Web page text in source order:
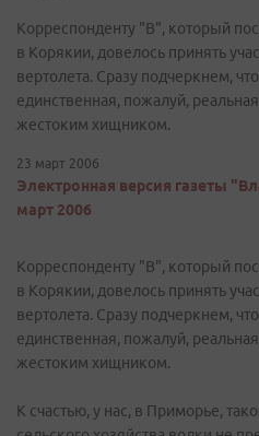
Корреспонденту "В", который
в Корякии, довелось принять
вертолета. Сразу подчеркнем,
единственная, пожалуй,
жестоким хищником.
23 март 2006
Электронная версия газеты
март 2006
Корреспонденту "В", который
в Корякии, довелось принять
вертолета. Сразу подчеркнем,
единственная, пожалуй,
жестоким хищником.
К счастью, у нас, в Приморье,